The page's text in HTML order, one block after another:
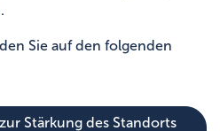
Sie auf den folgenden
Stärkung des Standorts